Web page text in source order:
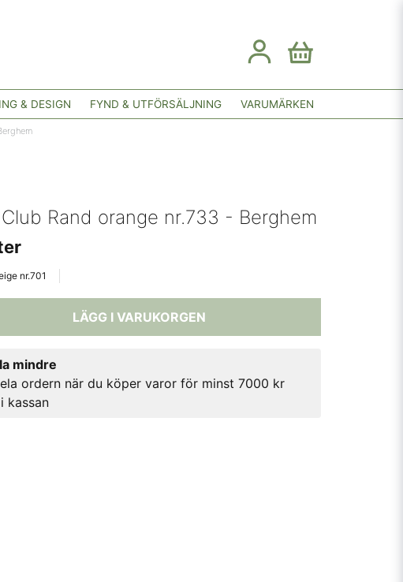
& DESIGN FYND & UTFÖRSÄLJNING VARUMÄRKEN
Rand orange nr.733 - Berghem
nr.701
LÄGG I VARUKORGEN
mindre
ordern när du köper varor för minst 7000 kr
i kassan